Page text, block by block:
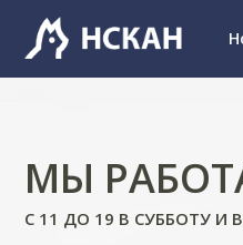
МЫ
С 11 ДО 19 В СУББОТУ И